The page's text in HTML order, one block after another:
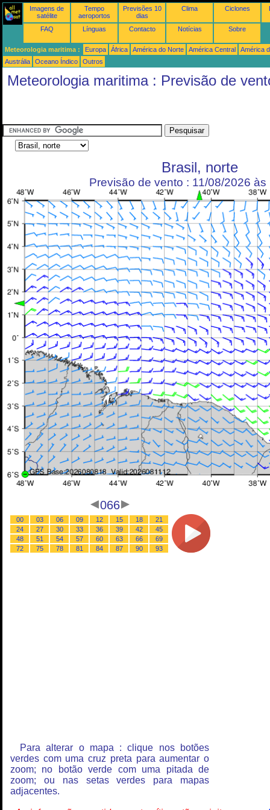
Imagens de
satélite
Tempo
aeroportos
Previsões 10
dias
Clima Ciclones
FAQ Línguas Contacto Notícias Sobre
Meteorologia maritima : Europa África América do Norte América Central
América
Austrália
Oceano Índico Outros
Meteorologia maritima : Previsão de
Brasil, norte
Previsão de vento : 11/08/2026 às
066
00 03 06 09 12 15 18
21
24
27 30 33 36 39 42
45
48
51 54 57 60 63 66
69
72
75 78 81 84 87 90 93
Para alterar o mapa : clique nos botões
verdes com uma cruz preta para aumentar o
zoom; no botão verde com uma pitada de
zoom; ou nas setas verdes para mapas
adjacentes.